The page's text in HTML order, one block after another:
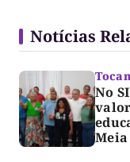
Notícias
No
Meia